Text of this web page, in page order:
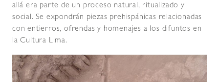
allá era parte de un proceso natural, ritualizado y
social. Se expondrán piezas prehispánicas relacionadas
con entierros, ofrendas y homenajes a los difuntos en
la Cultura Lima.